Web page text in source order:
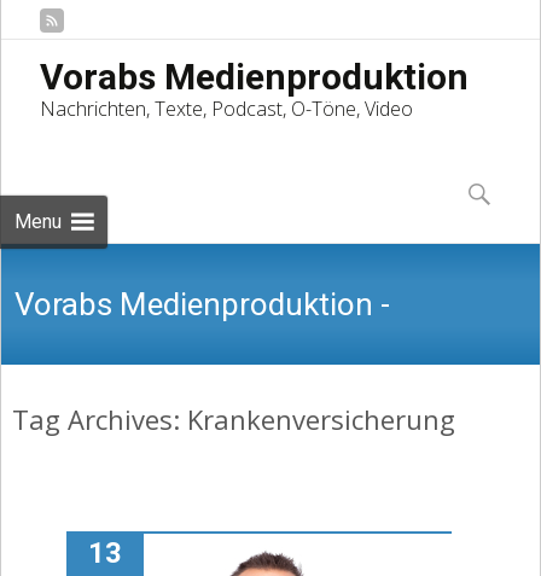
Vorabs Medienproduktion
Nachrichten, Texte, Podcast, O-Töne, Video
Menu
to
content
Suchen
nach:
Vorabs Medienproduktion -
Nachrichten, Texte, Podcast, O-Töne,
Video
Tag Archives: Krankenversicherung
13